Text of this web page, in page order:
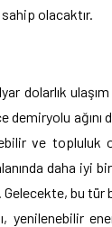
olacaktır.
dolarlık
demiryolu
ve topluluk
daha
bu tür
yenilenebilir